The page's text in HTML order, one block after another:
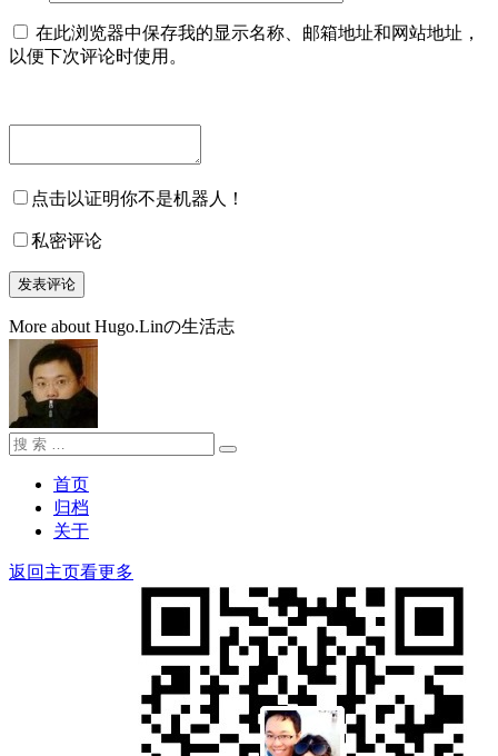
在此浏览器中保存我的显示名称、邮箱地址和网站地址，
以便下次评论时使用。
点击以证明你不是机器人！
私密评论
More about Hugo.Linの生活志
搜
搜
首页
归档
关于
返回主页看更多